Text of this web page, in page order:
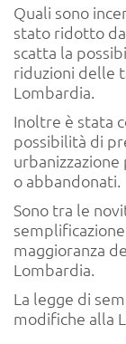
Quali sono
stato ridotto
scatta la
riduzioni delle
Lombardia.
Inoltre è stata
possibilità di
o abbandonati.
Sono tra le
maggioranza
Lombardia.
La legge di
modifiche alla